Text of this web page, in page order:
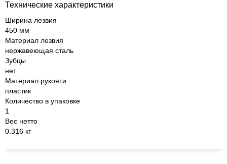
Технические характеристики
Ширина лезвия
450 мм
Материал лезвия
нержавеющая сталь
Зубцы
нет
Материал рукояти
пластик
Количество в упаковке
1
Вес нетто
0.316 кг